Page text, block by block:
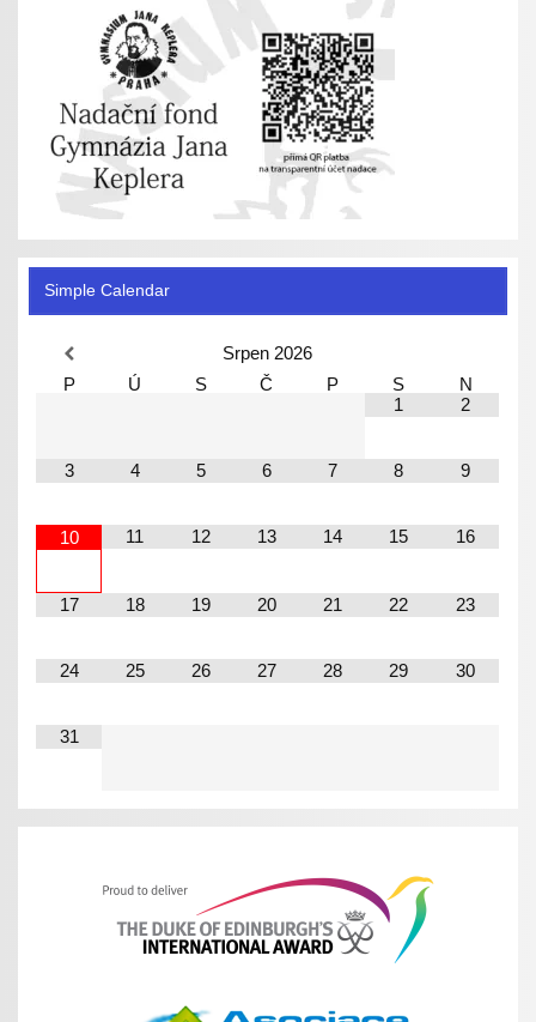
Simple Calendar
Srpen 2026
P
Ú S Č P S
N
1
2
3 4 5 6 7 8 9
10 11 12 13 14 15 16
17 18 19 20 21 22 23
24 25 26 27 28 29 30
31